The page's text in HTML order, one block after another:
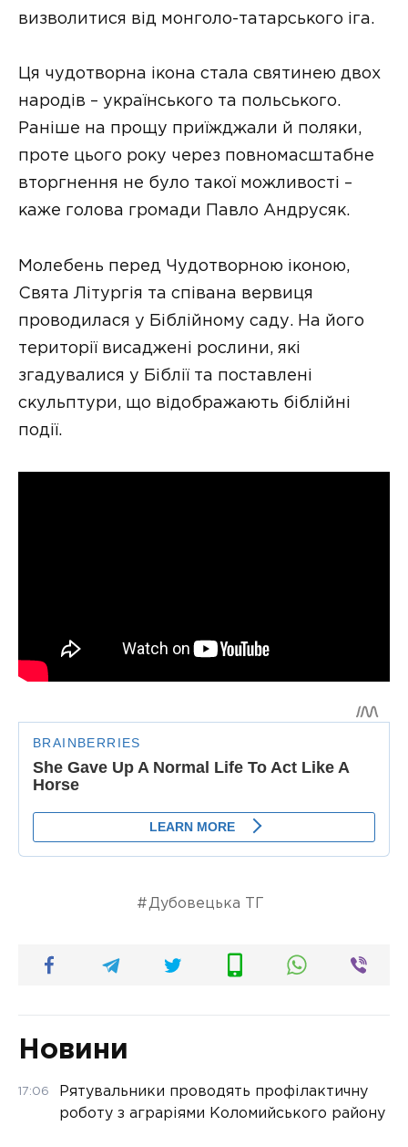
визволитися від монголо-татарського іга.
Ця чудотворна ікона стала святинею двох
народів – українського та польського.
Раніше на прощу приїжджали й поляки,
проте цього року через повномасштабне
вторгнення не було такої можливості –
каже голова громади Павло Андрусяк.
Молебень перед Чудотворною іконою,
Свята Літургія та співана вервиця
проводилася у Біблійному саду. На його
території висаджені рослини, які
згадувалися у Біблії та поставлені
скульптури, що відображають біблійні
події.
Дубовецька ТГ
Новини
17:06
Рятувальники проводять профілактичну
роботу з аграріями Коломийського району